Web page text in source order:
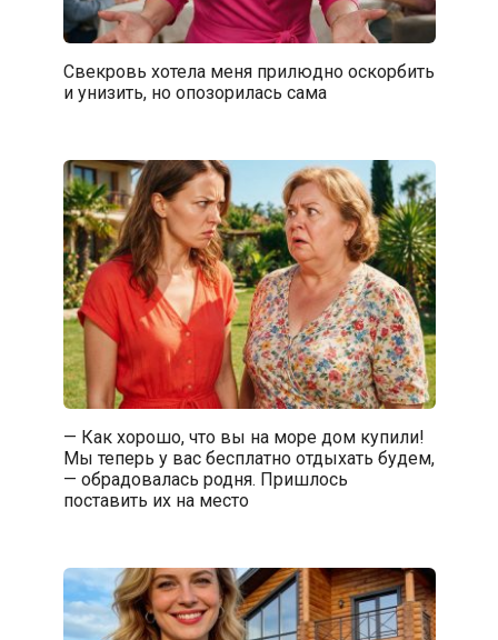
Свекровь хотела меня прилюдно оскорбить
и унизить, но опозорилась сама
— Как хорошо, что вы на море дом купили!
Мы теперь у вас бесплатно отдыхать будем,
— обрадовалась родня. Пришлось
поставить их на место